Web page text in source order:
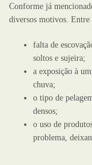
Conforme já
diversos motivos. Entre
falta de
soltos e sujeira;
a exposição à
chuva;
o tipo de
densos;
o uso de
problema,